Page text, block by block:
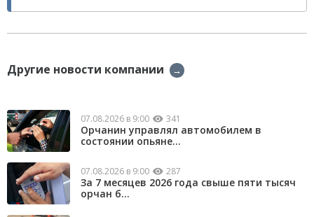
Другие новости компании →
07.08.2026 в 9:00 341
Орчанин управлял автомобилем в
состоянии опьяне...
07.08.2026 в 9:00 287
За 7 месяцев 2026 года свыше пяти тысяч
орчан б...